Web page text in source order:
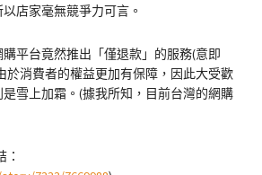
店家毫無競爭力可言。
平台竟然推出「僅退款」的服務(意即
於消費者的權益更加有保障，因此大受歡
雪上加霜。(據我所知，目前台灣的網購